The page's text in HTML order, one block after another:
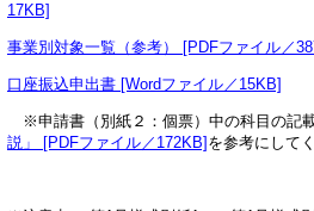
17KB]
事業別対象一覧（参考） [PDFファイル／
口座振込申出書 [Wordファイル／15KB]
※申請書（別紙２：個票）中の科目の記載
説」 [PDFファイル／172KB] を参考にして